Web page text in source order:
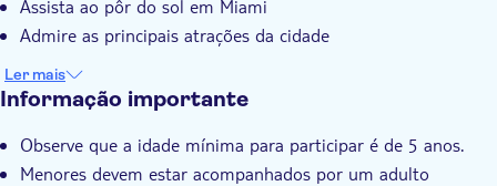
Tour privado
Voucher eletrônico
Assista ao pôr do sol em Miami
Admire as principais atrações da cidade
Ler mais
Informação importante
Observe que a idade mínima para participar é de 5 anos.
Menores devem estar acompanhados por um adulto